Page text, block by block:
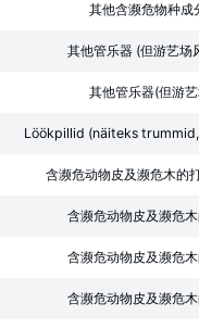
其他含濒危物种成
其他管乐器 (但游艺场
其他管乐器(但游
Löökpillid (näiteks
含濒危动物皮及濒危木的
含濒危动物皮及濒危
含濒危动物皮及濒危
含濒危动物皮及濒危